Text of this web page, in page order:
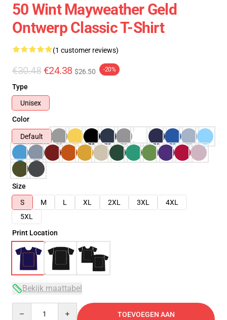
50 Wint Mayweather Geld
Ontwerp Classic T-Shirt
(1 customer reviews)
€30.48 €24.38 $26.50 -20%
Type
Unisex
Color
Default
Size
S
M L XL 2XL 3XL
4XL
5XL
Print Location
Bekijk maattabel
TOEVOEGEN AAN